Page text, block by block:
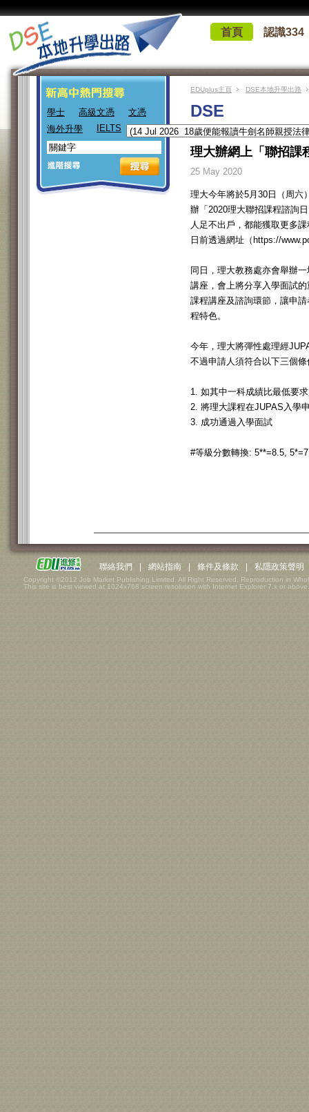
首頁 認識334
學士 高級文憑
文憑
海外升學
IELTS
EDUplus主頁 DSE本地升學出路
DSE
理大辦網上「聯招課
25 May 2020
理大今年將於5月30日（周六
辦「2020理大聯招課程諮詢
人足不出戶，都能獲取更多
日前透過網址（https://
同日，理大教務處亦會舉辦
講座，會上將分享入學面試
課程講座及諮詢環節，讓申
程特色。
今年，理大將彈性處理經
不過申請人須符合以下三個條
1. 如其中一科成績比最低要
2. 將理大課程在JUPAS入學
3. 成功通過入學面試
#等級分數轉換: 5**=8.5,
聯絡我們 網站指南 條件及條款 私隱政策聲明
Copyright ©2012 Job Market Publishing Limited. All Right Reserved. Reproduction in
This site is best viewed at 1024x768 screen resolution with Internet Explorer 7.x or